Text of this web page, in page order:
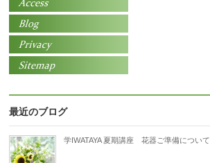
最近のブログ
学IWATAYA 夏期講座 花器ご準備について